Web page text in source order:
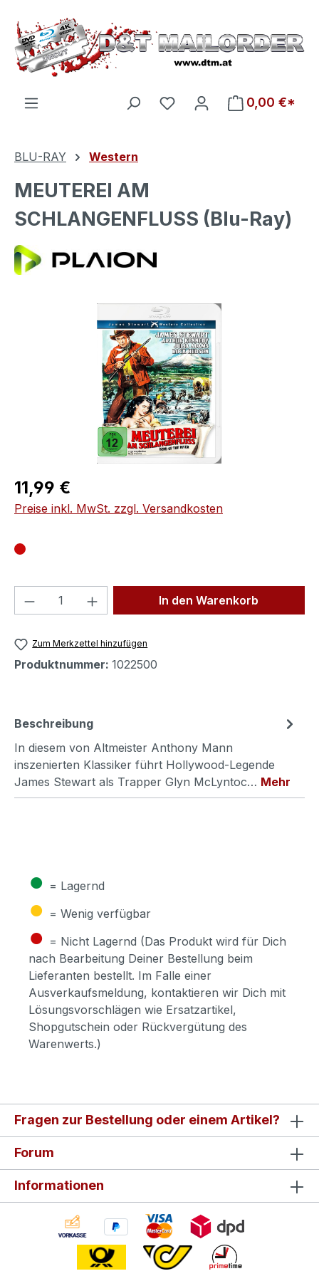
Zum Hauptinhalt springen
Du hast 0 Produkte auf
0,00 €*
BLU-RAY Western
MEUTEREI AM
SCHLANGENFLUSS (Blu-Ray)
Bildergalerie überspringen
Regulärer Preis:
11,99 €
Preise inkl. MwSt. zzgl. Versandkosten
Produkt Anzahl: Gib denIn den Warenkorb
Zum Merkzettel hinzufügen
Produktnummer: 1022500
Beschreibung
In diesem von Altmeister Anthony Mann
inszenierten Klassiker führt Hollywood-Legende
James Stewart als Trapper Glyn McLyntoc… Mehr
● = Lagernd
● = Wenig verfügbar
● = Nicht Lagernd (Das Produkt wird für Dich
nach Bearbeitung Deiner Bestellung beim
Lieferanten bestellt. Im Falle einer
Ausverkaufsmeldung, kontaktieren wir Dich mit
Lösungsvorschlägen wie Ersatzartikel,
Shopgutschein oder Rückvergütung des
Warenwerts.)
Fragen zur Bestellung oder einem Artikel?
Forum
Informationen